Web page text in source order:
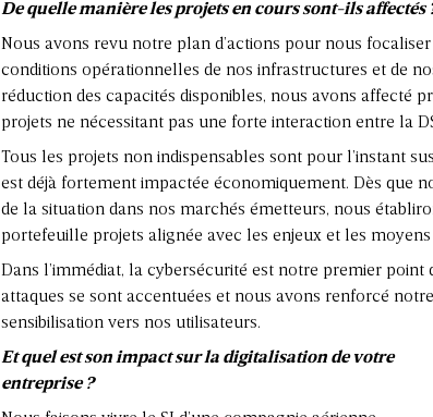
De quelle manière les projets en cours sont-ils affectés
Nous avons revu notre plan d’actions pour nous
conditions opérationnelles de nos infrastructures et de
réduction des capacités disponibles, nous avons affecté
projets ne nécessitant pas une forte interaction entre la
Tous les projets non indispensables sont pour l’instant
est déjà fortement impactée économiquement. Dès que
de la situation dans nos marchés émetteurs, nous
portefeuille projets alignée avec les enjeux et les
Dans l’immédiat, la cybersécurité est notre premier point
attaques se sont accentuées et nous avons renforcé
sensibilisation vers nos utilisateurs.
Et quel est son impact sur la digitalisation de votre
entreprise ?